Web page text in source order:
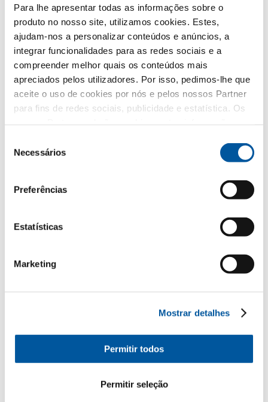
Para lhe apresentar todas as informações sobre o
produto no nosso site, utilizamos cookies. Estes,
ajudam-nos a personalizar conteúdos e anúncios, a
integrar funcionalidades para as redes sociais e a
compreender melhor quais os conteúdos mais
apreciados pelos utilizadores. Por isso, pedimos-lhe que
aceite o uso de cookies por nós e pelos nossos Partner
para fins de redes sociais, publicidade e estatística. Os
parte da sua utilização do website. Obrigado.
Necessários
Preferências
Estatísticas
Marketing
Mostrar detalhes
Permitir todos
Permitir seleção
deve durar décadas, saiba mais sobre a nossa
filosofia na produção de janelas, assim como as
Desenhe o seu envidraçado
personalizado.